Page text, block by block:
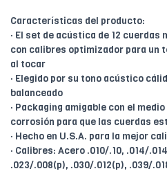
Características del producto:
· El set de acústica de 12 cuerdas
con calibres optimizador para un
al tocar
· Elegido por su tono acústico
balanceado
· Packaging amigable con el
corrosión para que las cuerdas
· Hecho en U.S.A. para la mejor
· Calibres: Acero .010/.10, .014/
.023/.008(p), .030/.012(p), .039/